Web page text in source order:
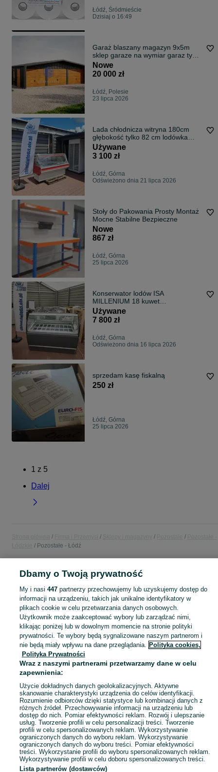
Łódź, Śródmieście
Dzisiaj o 16:49
Garaż blaszany magazyn 9x5m
sklep garaze na wymiar garaz typu
stodoła nowoczesny wypust dachu i
ścian dostawa montaż
Nowe
20 000 zł
Łódź, Polesie
23 lipca 2026
Lada chłodnicza witryna 180cm
głębokość tylko 82 cm lodówka
sklepowa sklep gastro DOSTAWA
Używane
3 100 zł
Łódź, Górna
Odświeżono dnia 21 lipca 2026
Stoły do Pakowania Prosty Montaż
Mocne Stabilne Bezpieczne
Nowe
867 zł
Łódź, Górna
25 lipca 2026
Konserwator lodów ISA
MILLENIUM 18 kuwet
nadmuchowa kuweciarka lody
witryna DOSTAWA GWARANCJA
Używane
7 800 zł
Łódź, Górna
Odświeżono dnia 16 lipca 2026
sprzedam kasę fiskalną
250 zł
Łódź, Górna
25 lipca 2026
1 z 5
Dalej
Pozostałe - Łódź
POLSKA » ŁÓDZKIE » ŁÓDŹ
KATEGORIA
Zobacz
Mapa kategorii
Mapa miejscowości
Mapa ministron
Popularne wyszukiwania
Dbamy o Twoją prywatność
My i nasi 447partnerzy przechowujemy lub uzyskujemy dostęp do
informacji na urządzeniu, takich jak unikalne identyfikatory w
plikach cookie w celu przetwarzania danych osobowych.
Użytkownik może zaakceptować wybory lub zarządzać nimi,
klikając poniżej lub w dowolnym momencie na stronie polityki
prywatności. Te wybory będą sygnalizowane naszym partnerom i
nie będą miały wpływu na dane przeglądania. Polityka cookies,
Polityka Prywatności
Wraz z naszymi partnerami przetwarzamy dane w celu
zapewnienia:
Użycie dokładnych danych geolokalizacyjnych. Aktywne
skanowanie charakterystyki urządzenia do celów identyfikacji.
Rozumienie odbiorców dzięki statystyce lub kombinacji danych z
różnych źródeł. Przechowywanie informacji na urządzeniu lub
dostęp do nich. Pomiar efektywności reklam. Rozwój i ulepszanie
usług. Tworzenie profili w celu personalizacji treści. Tworzenie
profili w celu spersonalizowanych reklam. Wykorzystywanie
ograniczonych danych do wyboru reklam. Wykorzystywanie
ograniczonych danych do wyboru treści. Pomiar efektywności
treści. Wykorzystanie profili do wyboru spersonalizowanych reklam.
Wykorzystywanie profili w celu doboru spersonalizowanych treści.
Lista partnerów (dostawców)